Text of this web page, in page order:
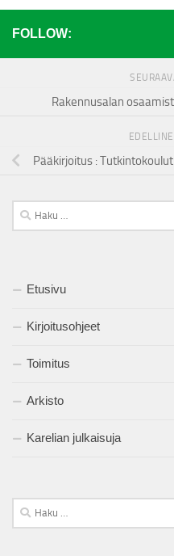
FOLLOW:
Rakennusalan
Pääkirjoitus :
Haku:
Etusivu
Kirjoitusohjeet
Toimitus
Arkisto
Karelian julkaisuja
Haku: